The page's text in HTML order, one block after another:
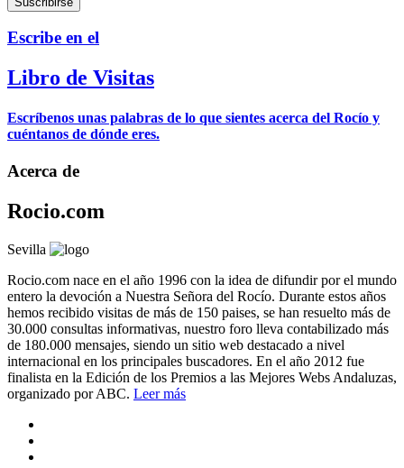
Escribe en el
Libro de Visitas
Escríbenos unas palabras de lo que sientes acerca del Rocío y
cuéntanos de dónde eres.
Acerca de
Rocio.com
Sevilla
Rocio.com nace en el año 1996 con la idea de difundir por el mundo
entero la devoción a Nuestra Señora del Rocío. Durante estos años
hemos recibido visitas de más de 150 paises, se han resuelto más de
30.000 consultas informativas, nuestro foro lleva contabilizado más
de 180.000 mensajes, siendo un sitio web destacado a nivel
internacional en los principales buscadores. En el año 2012 fue
finalista en la Edición de los Premios a las Mejores Webs Andaluzas,
organizado por ABC. Leer más